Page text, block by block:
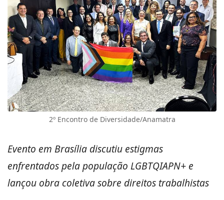
2º Encontro de Diversidade/Anamatra
Evento em Brasília discutiu estigmas
enfrentados pela população LGBTQIAPN+ e
lançou obra coletiva sobre direitos trabalhistas